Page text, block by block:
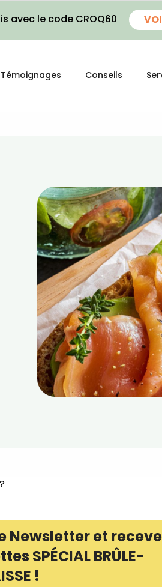
avec le code CROQ60
Témoignages Conseils
Newsletter et
SPÉCIAL BRÛLE-
!